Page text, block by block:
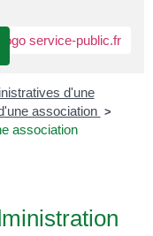
d'une
association >
association